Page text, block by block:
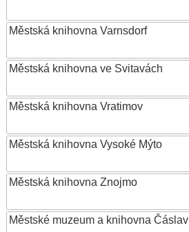
Městská knihovna Varnsdorf
Městská knihovna ve Svitavách
Městská knihovna Vratimov
Městská knihovna Vysoké Mýto
Městská knihovna Znojmo
Městské muzeum a knihovna Čáslav